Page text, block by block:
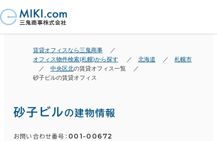
賃貸オフィスなら三鬼商事
オフィス物件検索(札幌)から探す
北海道
札幌市
中央区北の賃貸オフィス一覧
砂子ビルの賃貸オフィス
砂子ビルの建物情報
お問い合わせ番号： 001-00672